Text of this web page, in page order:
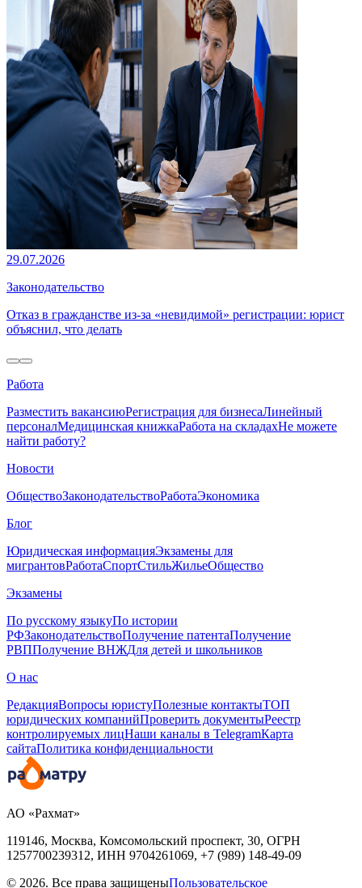
29.07.2026
Законодательство
Отказ в гражданстве из-за «невидимой» регистрации: юрист
объяснил, что делать
Работа
Разместить вакансиюРегистрация для бизнесаЛинейный
персоналМедицинская книжкаРабота на складахНе можете
найти работу?
Новости
ОбществоЗаконодательствоРаботаЭкономика
Блог
Юридическая информацияЭкзамены для
мигрантовРаботаСпортСтильЖильеОбщество
Экзамены
По русскому языкуПо истории
РФЗаконодательствоПолучение патентаПолучение
РВППолучение ВНЖДля детей и школьников
О нас
РедакцияВопросы юристуПолезные контактыТОП
юридических компанийПроверить документыРеестр
контролируемых лицНаши каналы в TelegramКарта
сайтаПолитика конфиденциальности
АО «Рахмат»
119146, Москва, Комсомольский проспект, 30, ОГРН
1257700239312, ИНН 9704261069, +7 (989) 148-49-09
© 2026. Все права защищеныПользовательское